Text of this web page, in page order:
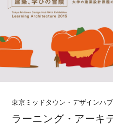
東京ミッドタウン・デザインハ
ラーニング・アーキ